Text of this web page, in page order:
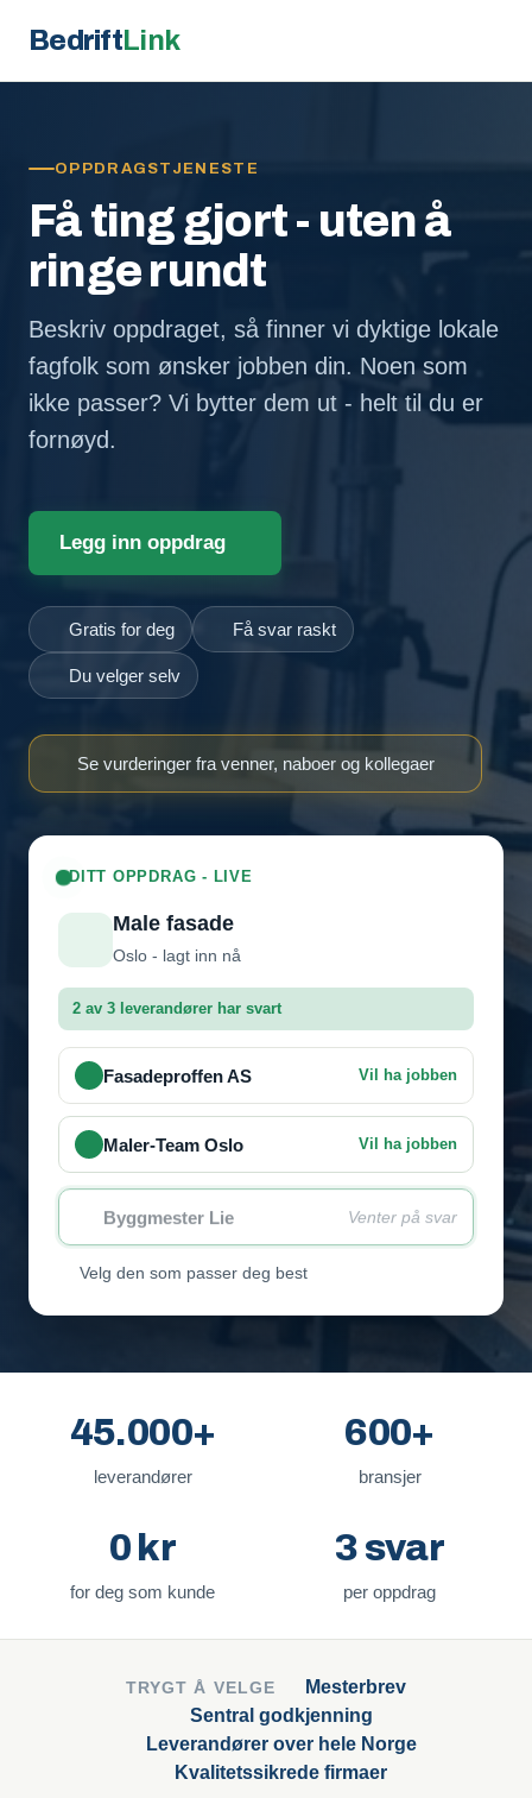
BedriftLink
OPPDRAGSTJENESTE
Få ting gjort - uten å
ringe rundt
Beskriv oppdraget, så finner vi dyktige lokale
fagfolk som ønsker jobben din. Noen som
ikke passer? Vi bytter dem ut - helt til du er
fornøyd.
Legg inn oppdrag
Gratis for deg Få svar raskt
Du velger selv
Se vurderinger fra venner, naboer og kollegaer
DITT OPPDRAG - LIVE
Male fasade
Oslo - lagt inn nå
2 av 3 leverandører har svart
Fasadeproffen AS Vil ha jobben
Maler-Team Oslo Vil ha jobben
Byggmester Lie Venter på svar
Velg den som passer deg best
45.000+
leverandører
600+
bransjer
0 kr
for deg som kunde
3 svar
per oppdrag
TRYGT Å VELGE
Mesterbrev
Sentral godkjenning
Leverandører over hele Norge
Kvalitetssikrede firmaer